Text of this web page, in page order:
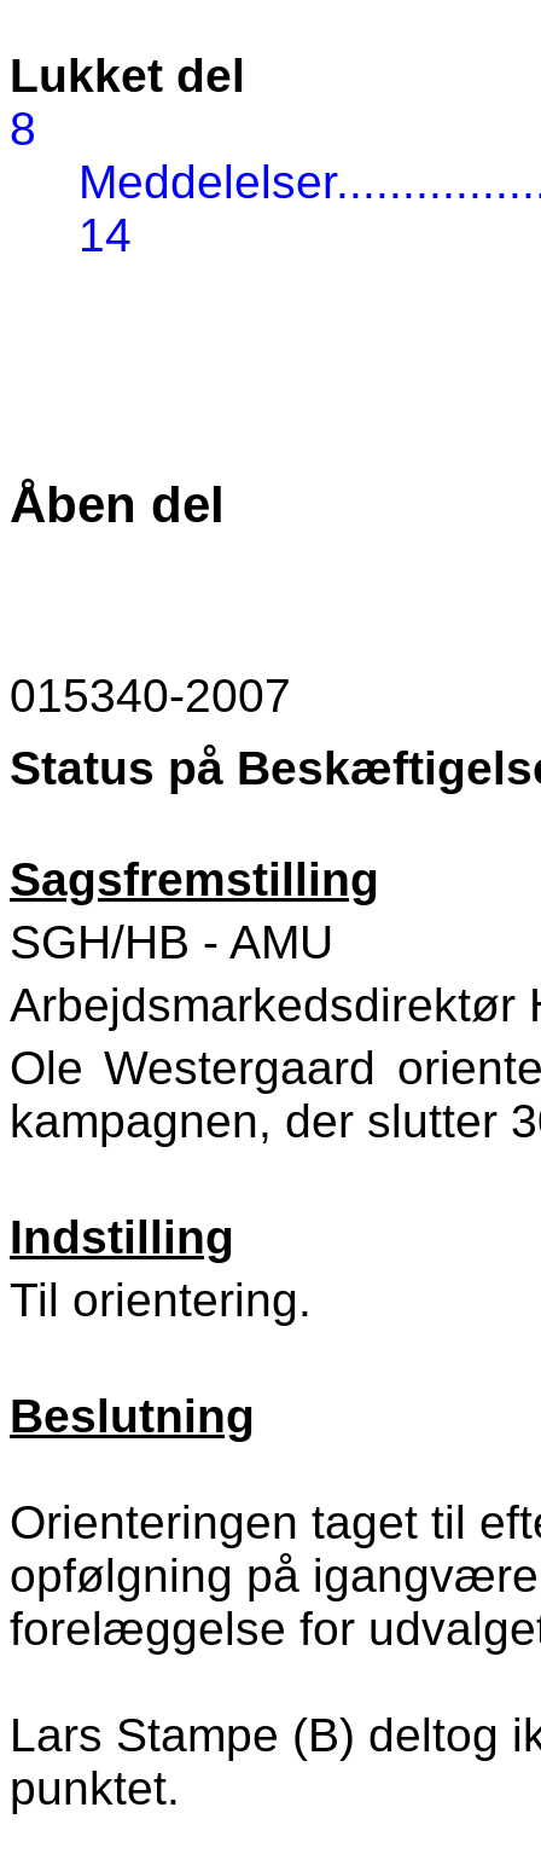
Lukket del
8
Meddelelser
14
Åben del
015340-2007
Status på
Sagsfremstilling
SGH/HB - AMU
Arbejdsmarkedsdirektør
Ole Westergaard
kampagnen, der slutter
Indstilling
Til orientering.
Beslutning
Orienteringen taget til
opfølgning på
forelæggelse for
Lars Stampe (B) deltog
punktet.